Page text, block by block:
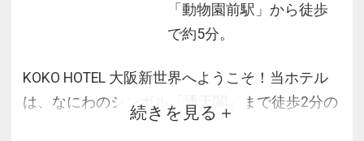
「動物園前駅」から徒歩
で約5分。
KOKO HOTEL 大阪新世界へようこそ！当ホテル
は、なにわのシンボル「通天閣」まで徒歩2分の
新世界エリアに位置し、人気の観光スポット
続きを見る